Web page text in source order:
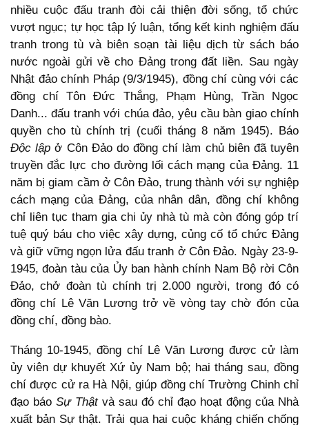
nhiều cuộc đấu tranh đòi cải thiện đời sống, tổ chức
vượt ngục; tự học tập lý luận, tổng kết kinh nghiệm đấu
tranh trong tù và biên soạn tài liệu dịch từ sách báo
nước ngoài gửi về cho Đảng trong đất liền. Sau ngày
Nhật đảo chính Pháp (9/3/1945), đồng chí cùng với các
đồng chí Tôn Đức Thắng, Phạm Hùng, Trần Ngọc
Danh... đấu tranh với chúa đảo, yêu cầu bàn giao chính
quyền cho tù chính trị (cuối tháng 8 năm 1945). Báo
Độc lập ở Côn Đảo do đồng chí làm chủ biên đã tuyên
truyền đắc lực cho đường lối cách mạng của Đảng. 11
năm bị giam cầm ở Côn Đảo, trung thành với sự nghiệp
cách mạng của Đảng, của nhân dân, đồng chí không
chỉ liên tục tham gia chi ủy nhà tù mà còn đóng góp trí
tuệ quý báu cho việc xây dựng, củng cố tổ chức Đảng
và giữ vững ngọn lửa đấu tranh ở Côn Đảo. Ngày 23-9-
1945, đoàn tàu của Ủy ban hành chính Nam Bộ rời Côn
Đảo, chở đoàn tù chính trị 2.000 người, trong đó có
đồng chí Lê Văn Lương trở về vòng tay chờ đón của
đồng chí, đồng bào.
Tháng 10-1945, đồng chí Lê Văn Lương được cử làm
ủy viên dự khuyết Xứ ủy Nam bộ; hai tháng sau, đồng
chí được cử ra Hà Nội, giúp đồng chí Trường Chinh chỉ
đạo báo Sự Thậtvà sau đó chỉ đạo hoạt động của Nhà
xuất bản Sự thật. Trải qua hai cuộc kháng chiến chống